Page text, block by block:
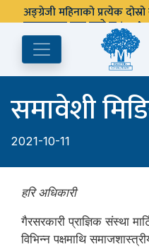
अङ्ग्रेजी महिनाको प्रत्येक
पुस्तकालय बन्द रहने छ ।
समावेशी
2021-10-11
हरि अधिकारी
गैरसरकारी प्राज्ञिक संस्था
विभिन्न पक्षमाथि